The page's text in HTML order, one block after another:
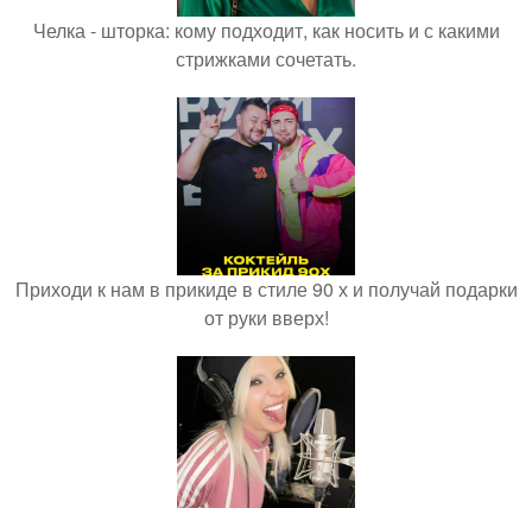
Челка - шторка: кому подходит, как носить и с какими
стрижками сочетать.
Приходи к нам в прикиде в стиле 90 х и получай подарки
от руки вверх!